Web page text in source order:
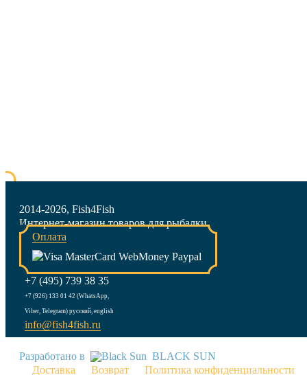
2014-2026, Fish4Fish
Интернет-магазин товаров для рыбалки
Оплата
+7 (495) 739 38 35
+7 (926) 133 01 42 (WhatsApp,
Viber, Telegram) русский, english
info@fish4fish.ru
Разработано в
BLACK SUN
Доставка
Возврат Политика конфиденциальности